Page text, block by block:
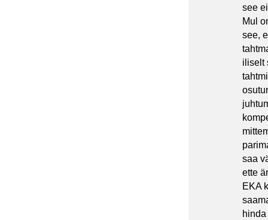
see
Mul
see,
iliselt
saa
ette
EKA